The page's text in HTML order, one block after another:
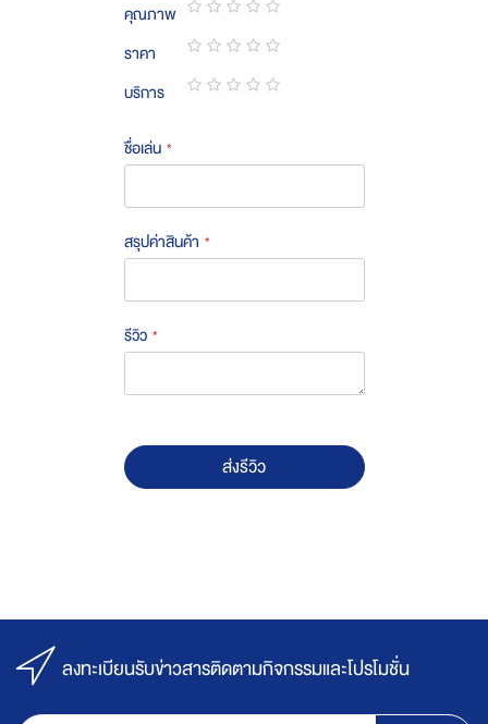
คุณภาพ
1
star
2
stars
3
stars
4
stars
5
stars
ราคา
1
star
2
stars
3
stars
4
stars
5
stars
บริการ
ชื่อเล่น
สรุปค่าสินค้า
รีวิว
ส่งรีวิว
ลงทะเบียนรับข่าวสารติดตามกิจกรรมและโปรโมชั่น